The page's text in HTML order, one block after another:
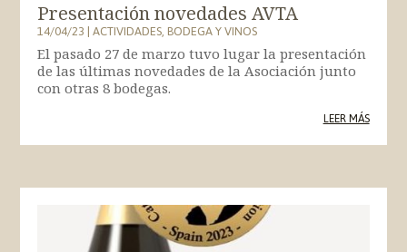
Presentación novedades AVTA
14/04/23|ACTIVIDADES,BODEGA Y VINOS
El pasado 27 de marzo tuvo lugar la presentación
de las últimas novedades de la Asociación junto
con otras 8 bodegas.
LEER MÁS